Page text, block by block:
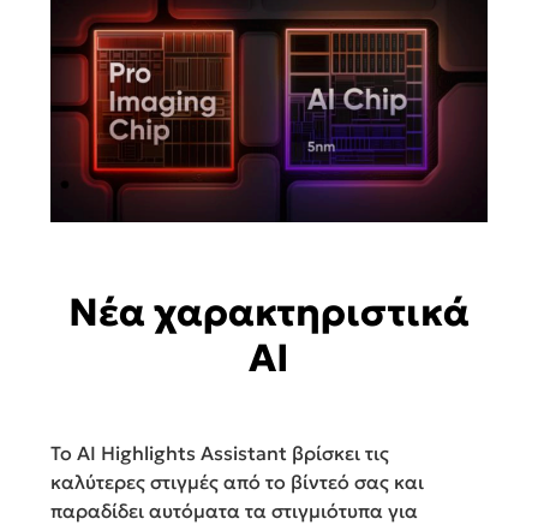
Νέα χαρακτηριστικά
AI
Το AI Highlights Assistant βρίσκει τις
καλύτερες στιγμές από το βίντεό σας και
παραδίδει αυτόματα τα στιγμιότυπα για